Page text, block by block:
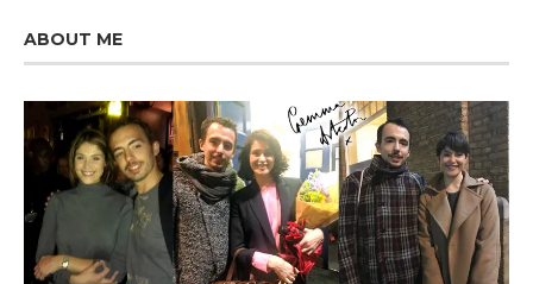
ABOUT ME